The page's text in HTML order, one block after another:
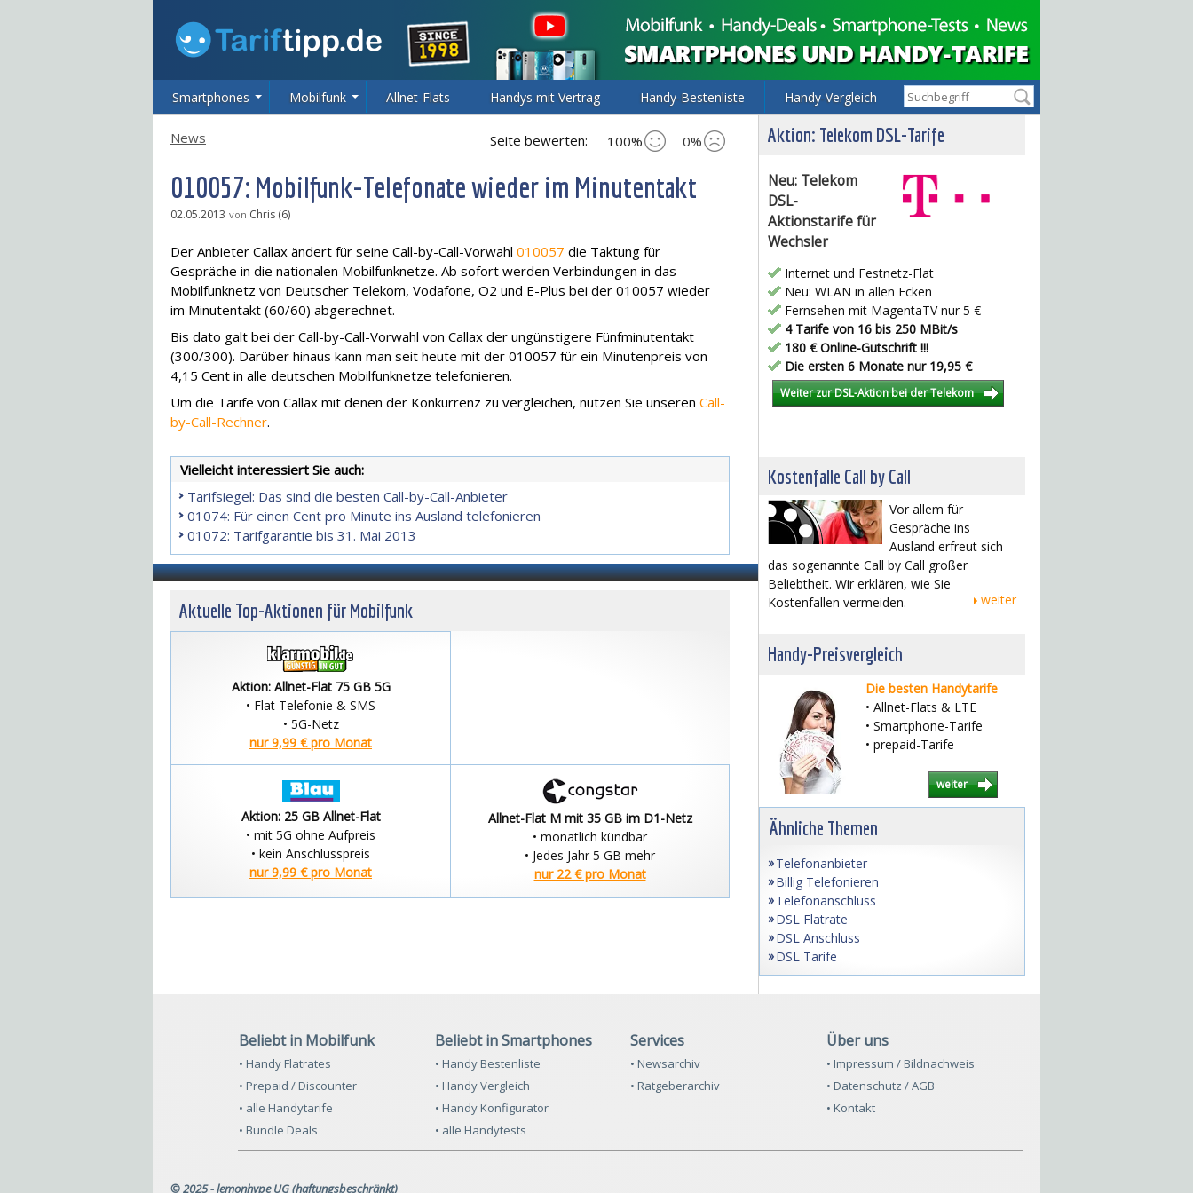
Smartphones Mobilfunk Allnet-Flats Handys mit Vertrag Handy-Bestenliste Handy-Vergleich
Seite bewerten: 100% 0%
News
010057: Mobilfunk-Telefonate wieder im Minutentakt
02.05.2013 von Chris (6)
Der Anbieter Callax ändert für seine Call-by-Call-Vorwahl 010057 die Taktung für
Gespräche in die nationalen Mobilfunknetze. Ab sofort werden Verbindungen in das
Mobilfunknetz von Deutscher Telekom, Vodafone, O2 und E-Plus bei der 010057 wieder
im Minutentakt (60/60) abgerechnet.
Bis dato galt bei der Call-by-Call-Vorwahl von Callax der ungünstigere Fünfminutentakt
(300/300). Darüber hinaus kann man seit heute mit der 010057 für ein Minutenpreis von
4,15 Cent in alle deutschen Mobilfunknetze telefonieren.
Um die Tarife von Callax mit denen der Konkurrenz zu vergleichen, nutzen Sie unseren Call-
by-Call-Rechner.
Vielleicht interessiert Sie auch:
Tarifsiegel: Das sind die besten Call-by-Call-Anbieter
01074: Für einen Cent pro Minute ins Ausland telefonieren
01072: Tarifgarantie bis 31. Mai 2013
Aktuelle Top-Aktionen für Mobilfunk
Aktion: Allnet-Flat 75 GB 5G
• Flat Telefonie & SMS
• 5G-Netz
nur 9,99 € pro Monat
Aktion: 25 GB Allnet-Flat
• mit 5G ohne Aufpreis
• kein Anschlusspreis
nur 9,99 € pro Monat
Allnet-Flat M mit 35 GB im D1-Netz
• monatlich kündbar
• Jedes Jahr 5 GB mehr
nur 22 € pro Monat
Aktion: Telekom DSL-Tarife
Neu: Telekom
DSL-
Aktionstarife für
Wechsler
Internet und Festnetz-Flat
Neu: WLAN in allen Ecken
Fernsehen mit MagentaTV nur 5 €
4 Tarife von 16 bis 250 MBit/s
180 € Online-Gutschrift !!!
Die ersten 6 Monate nur 19,95 €
Weiter zur DSL-Aktion bei der Telekom
Kostenfalle Call by Call
Vor allem für
Gespräche ins
Ausland erfreut sich
das sogenannte Call by Call großer
Beliebtheit. Wir erklären, wie Sie
Kostenfallen vermeiden.
weiter
Handy-Preisvergleich
Die besten Handytarife
• Allnet-Flats & LTE
• Smartphone-Tarife
• prepaid-Tarife
weiter
Ähnliche Themen
Telefonanbieter
Billig Telefonieren
Telefonanschluss
DSL Flatrate
DSL Anschluss
DSL Tarife
Beliebt in Mobilfunk
• Handy Flatrates
• Prepaid / Discounter
• alle Handytarife
• Bundle Deals
Beliebt in Smartphones
• Handy Bestenliste
• Handy Vergleich
• Handy Konfigurator
• alle Handytests
Services
• Newsarchiv
• Ratgeberarchiv
Über uns
• Impressum / Bildnachweis
• Datenschutz / AGB
• Kontakt
© 2025 - lemonhype UG (haftungsbeschränkt)